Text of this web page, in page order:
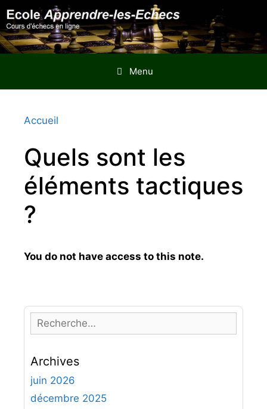
Aller
au
contenu
Menu
Accueil
Quels sont les
éléments tactiques
?
You do not have access to this note.
e
h
e
r
Archives
juin 2026
décembre 2025